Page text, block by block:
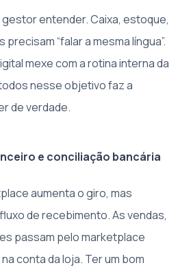
gestor entender. Caixa, estoque,
“falar a mesma língua”.
mexe com a rotina interna da
nesse objetivo faz a
de verdade.
e conciliação bancária
aumenta o giro, mas
de recebimento. As vendas,
passam pelo marketplace
conta da loja. Ter um bom